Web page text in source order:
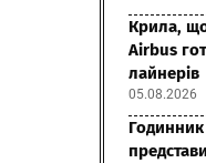
Крила,
Airbus
лайнерів
05.08.2026